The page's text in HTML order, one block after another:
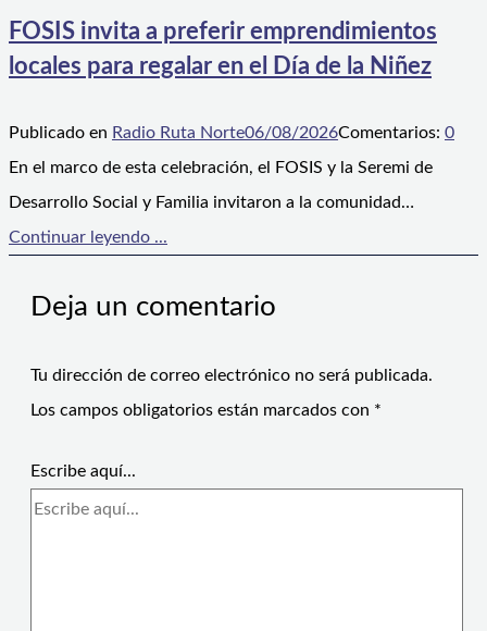
FOSIS invita a preferir emprendimientos
locales para regalar en el Día de la Niñez
Publicado en Radio Ruta Norte06/08/2026Comentarios: 0
En el marco de esta celebración, el FOSIS y la Seremi de
Desarrollo Social y Familia invitaron a la comunidad…
Continuar leyendo ...
Deja un comentario
Tu dirección de correo electrónico no será publicada.
Los campos obligatorios están marcados con *
Escribe aquí...